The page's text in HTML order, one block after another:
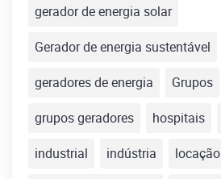
gerador de energia solar
Gerador de energia sustentável
geradores de energia
Grupos
grupos geradores
hospitais
industrial
indústria
locação